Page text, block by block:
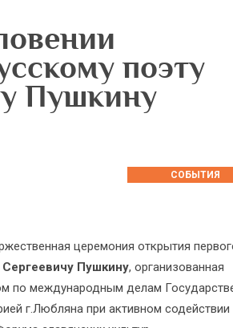
поэту
Пушкину
СОБЫТИЯ
церемония открытия
Пушкину, организованная
по международным делам
г.Любляна при активном содействии